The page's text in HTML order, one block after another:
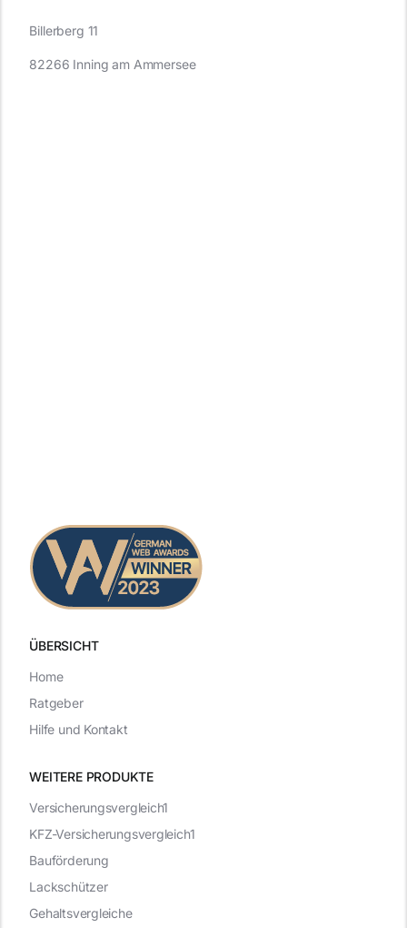
ÜBERSICHT
WEITERE PRODUKTE
Billerberg 11
82266 Inning am Ammersee
Versicherungsvergleich1
KFZ-Versicherungsvergleich1
Bauförderung
Lackschützer
Gehaltsvergleiche
Home
Ratgeber
Hilfe und Kontakt